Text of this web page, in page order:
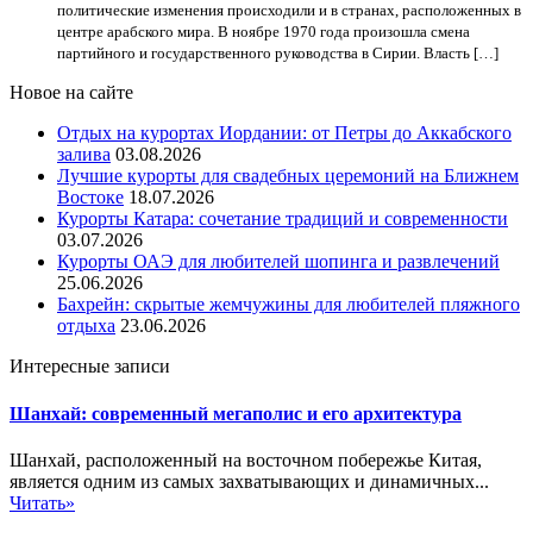
политические изменения происходили и в странах, расположенных в
центре арабского мира. В ноябре 1970 года произошла смена
партийного и государственного руководства в Сирии. Власть […]
Новое на сайте
Отдых на курортах Иордании: от Петры до Аккабского
залива 03.08.2026
Лучшие курорты для свадебных церемоний на Ближнем
Востоке 18.07.2026
Курорты Катара: сочетание традиций и современности
03.07.2026
Курорты ОАЭ для любителей шопинга и развлечений
25.06.2026
Бахрейн: скрытые жемчужины для любителей пляжного
отдыха 23.06.2026
Интересные записи
Шанхай: современный мегаполис и его архитектура
Шанхай, расположенный на восточном побережье Китая,
является одним из самых захватывающих и динамичных...
Читать»